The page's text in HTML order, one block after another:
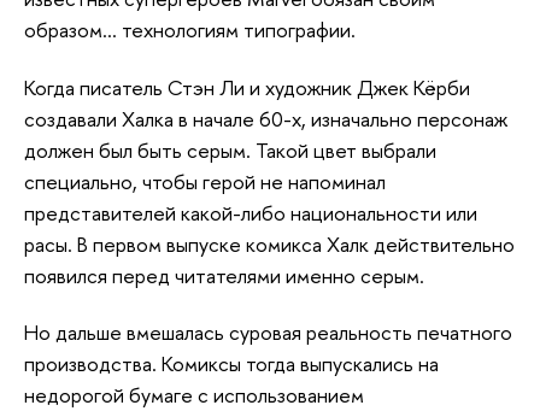
образом… технологиям типографии.
Когда писатель Стэн Ли и художник Джек Кёрби
создавали Халка в начале 60-х, изначально персонаж
должен был быть серым. Такой цвет выбрали
специально, чтобы герой не напоминал
представителей какой-либо национальности или
расы. В первом выпуске комикса Халк действительно
появился перед читателями именно серым.
Но дальше вмешалась суровая реальность печатного
производства. Комиксы тогда выпускались на
недорогой бумаге с использованием